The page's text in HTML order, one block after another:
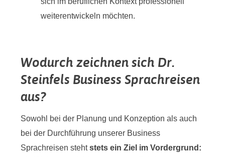
weiterentwickeln möchten.
Wodurch zeichnen sich Dr.
Steinfels Business Sprachreisen
aus?
Sowohl bei der Planung und Konzeption als auch
bei der Durchführung unserer Business
Sprachreisen stehtstets ein Ziel im Vordergrund: